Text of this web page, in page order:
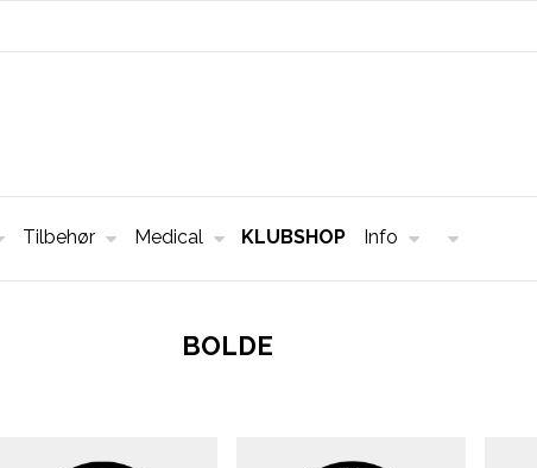
Tilbehør Medical KLUBSHOP Info
BOLDE